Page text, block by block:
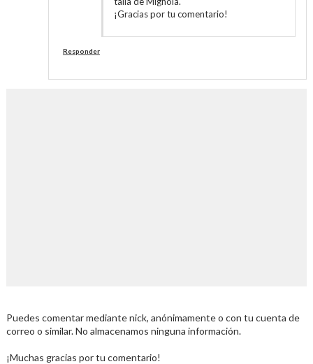
¡Gracias por tu comentario!
Responder
Puedes comentar mediante nick, anónimamente o con tu cuenta de
correo o similar. No almacenamos ninguna información.
¡Muchas gracias por tu comentario!